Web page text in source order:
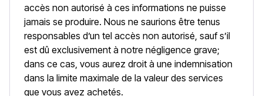
accès non autorisé à ces informations ne puisse
jamais se produire. Nous ne saurions être tenus
responsables d’un tel accès non autorisé, sauf s’il
est dû exclusivement à notre négligence grave;
dans ce cas, vous aurez droit à une indemnisation
dans la limite maximale de la valeur des services
que vous avez achetés.